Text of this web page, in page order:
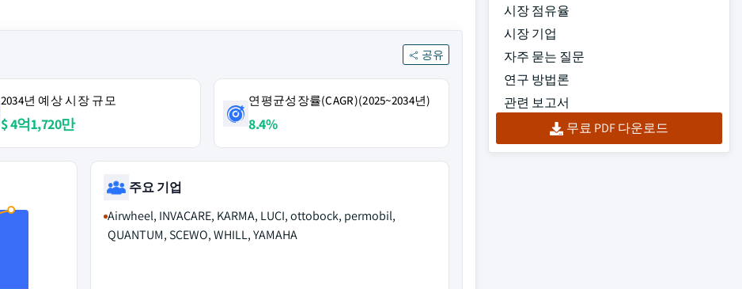
공유
2034년 예상 시장 규모
$ 4억1,720만
연평균성장률(CAGR)(2025~2034년)
8.4%
주요 기업
Airwheel, INVACARE, KARMA, LUCI, ottobock, permobil,
QUANTUM, SCEWO, WHILL, YAMAHA
시장 점유율
시장 기업
자주 묻는 질문
연구 방법론
관련 보고서
무료 PDF 다운로드